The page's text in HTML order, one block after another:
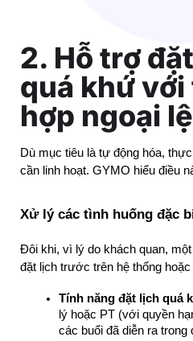
2. Hỗ trợ
quá khứ
hợp ngoại lệ
Dù mục tiêu là tự động hóa,
cần linh hoạt. GYMO hiểu điều
Xử lý các tình huống đặc
Đôi khi, vì lý do khách quan,
đặt lịch trước trên hệ thống
Tính năng đặt lịch quá
lý hoặc PT (với quyền
các buổi đã diễn ra trong